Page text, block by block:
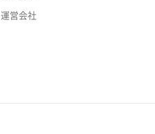
運営会社